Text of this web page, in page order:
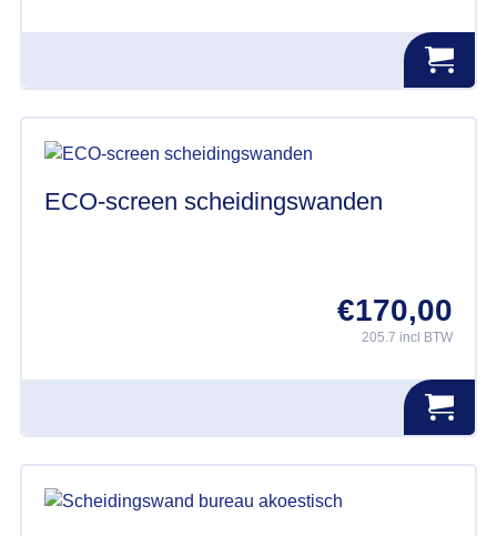
product
meerdere
variaties.
Deze
kan
ECO-screen scheidingswanden
€170,00
205.7 incl BTW